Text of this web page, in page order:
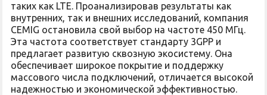
таких как LTE. Проанализировав результаты как
внутренних, так и внешних исследований, компания
CEMIG остановила свой выбор на частоте 450 МГц.
Эта частота соответствует стандарту 3GPP и
предлагает развитую сквозную экосистему. Она
обеспечивает широкое покрытие и поддержку
массового числа подключений, отличается высокой
надежностью и экономической эффективностью.